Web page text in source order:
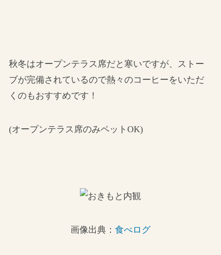
秋冬はオープンテラス席だと寒いですが、ストー
ブが完備されているので熱々のコーヒーをいただ
くのもおすすめです！
(オープンテラス席のみペットOK)
画像出典： 食べログ